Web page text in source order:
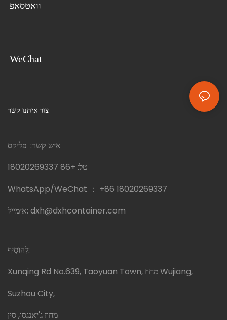
וואטסאפ
WeChat
צור איתנו קשר
איש קשר: פליקס
טל: +86 18020269337
WhatsApp/WeChat ： +86 18020269337
אימייל: dxh@dxhcontainer.com
לְהוֹסִיף:
Xunqing Rd No.639, Taoyuan Town, מחוז Wujiang,
Suzhou City,
מחוז ג'יאנגסו, סין